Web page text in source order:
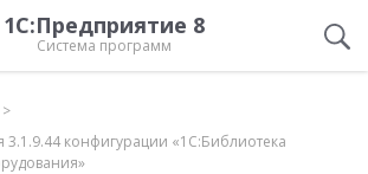
1С:Предприятие 8
Система программ
конфигурации «1С:Библиотека